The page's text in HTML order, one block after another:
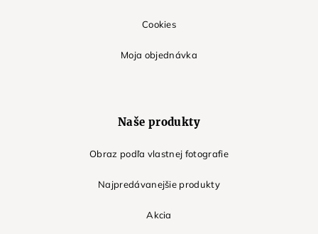
Cookies
Moja objednávka
Naše produkty
Obraz podľa vlastnej fotografie
Najpredávanejšie produkty
Akcia